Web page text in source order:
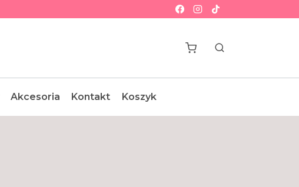
Akcesoria Kontakt Koszyk